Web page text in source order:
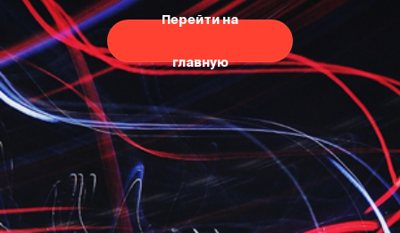
Перейти на
главную